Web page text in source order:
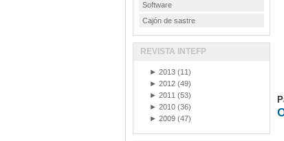
Software
Cajón de sastre
REVISTA INTEFP
► 2013 (11)
► 2012 (49)
► 2011 (53)
► 2010 (36)
► 2009 (47)